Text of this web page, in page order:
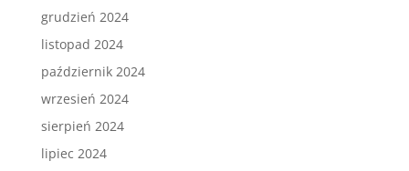
grudzień 2024
listopad 2024
październik 2024
wrzesień 2024
sierpień 2024
lipiec 2024